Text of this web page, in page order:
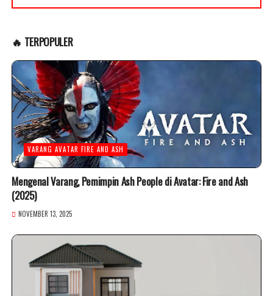
🔥 TERPOPULER
VARANG AVATAR FIRE AND ASH
Mengenal Varang, Pemimpin Ash People di Avatar: Fire and Ash
(2025)
NOVEMBER 13, 2025